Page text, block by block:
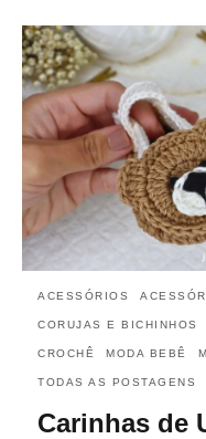
ACESSÓRIOS
CORUJAS E BICHINHOS
CROCHÊ MODA BEBÊ
TODAS AS POSTAGENS
Carinhas de